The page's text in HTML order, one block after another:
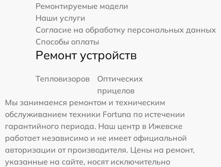
Ремонтируемые модели
Наши услуги
Согласие на обработку персональных данных
Способы оплаты
Ремонт устройств
Тепловизоров
Оптических
прицелов
Мы занимаемся ремонтом и техническим
обслуживанием техники Fortuna по истечении
гарантийного периода. Наш центр в Ижевске
работает независимо и не имеет официальной
авторизации от производителя. Цены на ремонт,
указанные на сайте, носят исключительно